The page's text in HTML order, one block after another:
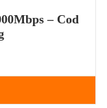
– Cod